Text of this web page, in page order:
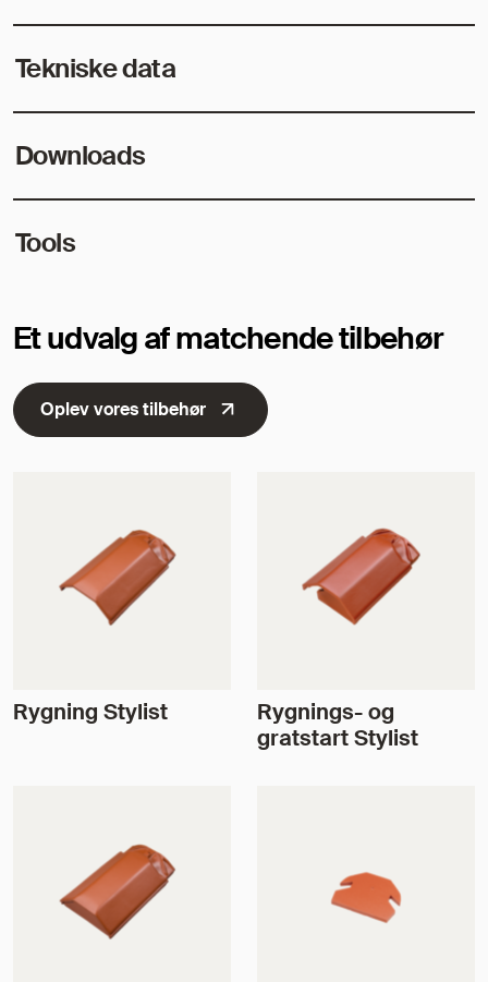
Tekniske data
Downloads
Tools
Et udvalg af matchende tilbehør
Oplev vores tilbehør
Rygning Stylist
Rygnings- og
gratstart Stylist